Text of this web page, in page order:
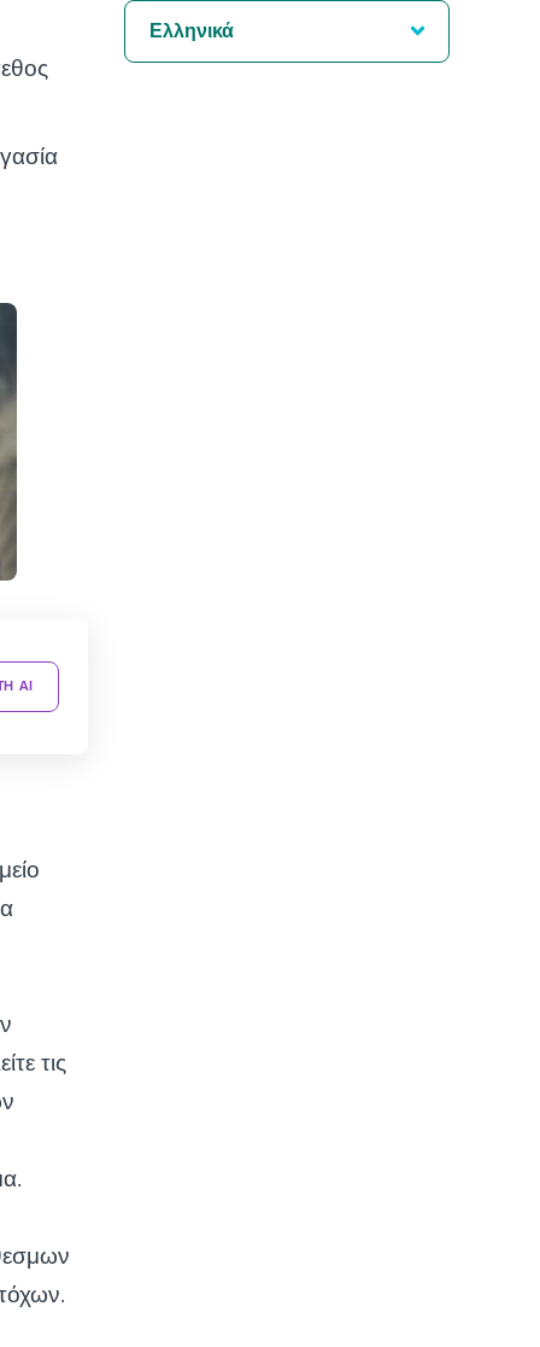
AI
τις
Ελληνικά